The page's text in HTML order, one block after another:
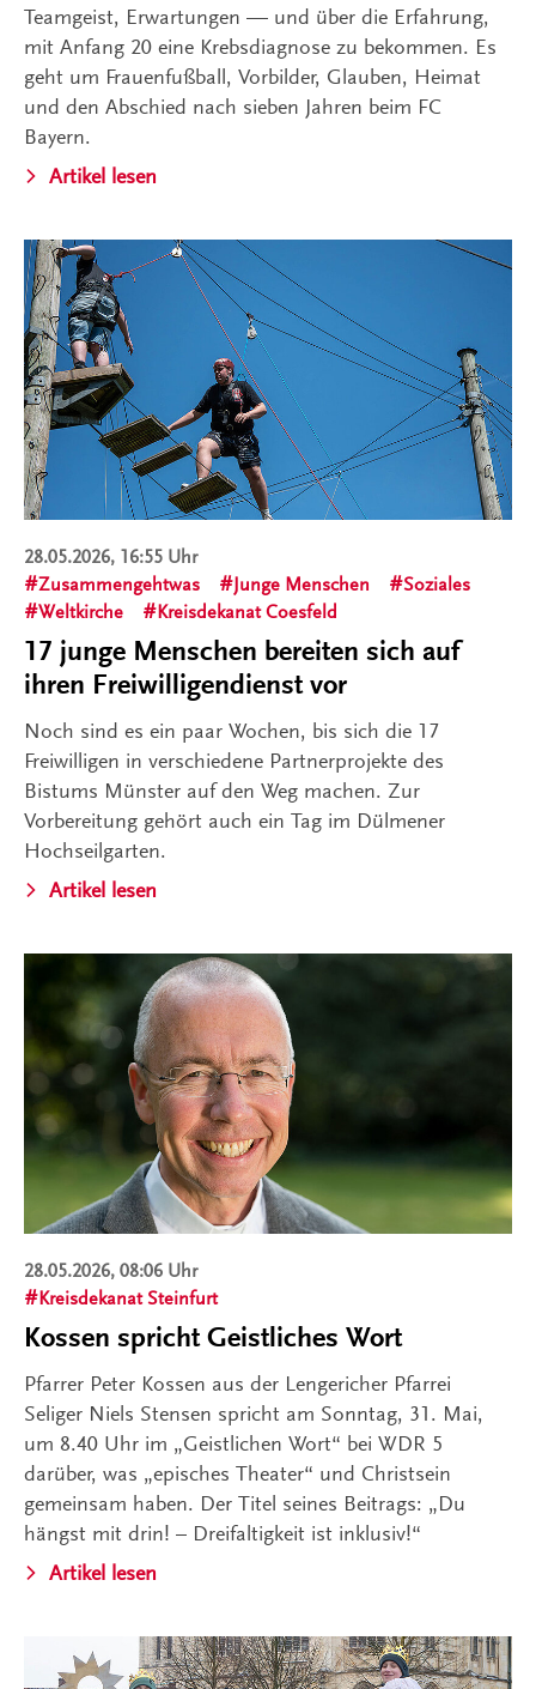
Teamgeist, Erwartungen — und über die Erfahrung,
mit Anfang 20 eine Krebsdiagnose zu bekommen. Es
geht um Frauenfußball, Vorbilder, Glauben, Heimat
und den Abschied nach sieben Jahren beim FC
Bayern.
Artikel lesen
28.05.2026, 16:55 Uhr
Zusammengehtwas
Junge Menschen
Soziales
Weltkirche
Kreisdekanat Coesfeld
17 junge Menschen bereiten sich auf
ihren Freiwilligendienst vor
Noch sind es ein paar Wochen, bis sich die 17
Freiwilligen in verschiedene Partnerprojekte des
Bistums Münster auf den Weg machen. Zur
Vorbereitung gehört auch ein Tag im Dülmener
Hochseilgarten.
Artikel lesen
28.05.2026, 08:06 Uhr
Kreisdekanat Steinfurt
Kossen spricht Geistliches Wort
Pfarrer Peter Kossen aus der Lengericher Pfarrei
Seliger Niels Stensen spricht am Sonntag, 31. Mai,
um 8.40 Uhr im „Geistlichen Wort“ bei WDR 5
darüber, was „episches Theater“ und Christsein
gemeinsam haben. Der Titel seines Beitrags: „Du
hängst mit drin! – Dreifaltigkeit ist inklusiv!“
Artikel lesen